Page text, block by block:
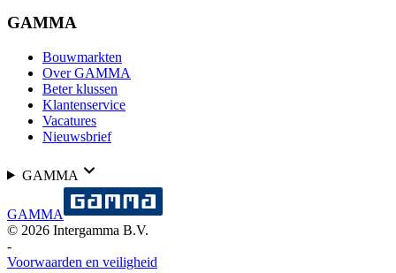
GAMMA
Bouwmarkten
Over GAMMA
Beter klussen
Klantenservice
Vacatures
Nieuwsbrief
GAMMA
GAMMA
© 2026 Intergamma B.V.
-
Voorwaarden en veiligheid